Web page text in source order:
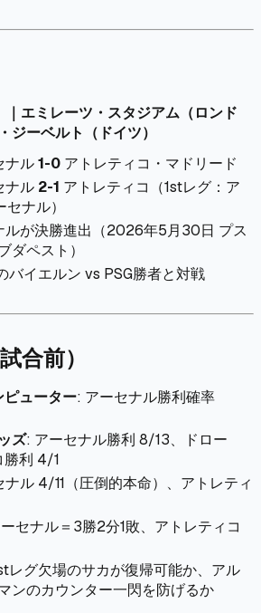
エミレーツ・スタジアム（ロンド
ジーベルト（ドイツ）
ナル1-0 アトレティコ・マドリード
ナル 2-1 アトレティコ（1stレグ：ア
ナル）
ルが決勝進出（2026年5月30日 プス
ダペスト）
バイエルン vs PSG勝者と対戦
合前）
ューター: アーセナル勝利確率
ズ: アーセナル勝利 8/13、ドロー
勝利 4/1
ナル 4/11（圧倒的本命）、アトレティ
セナル＝3勝2分1敗、アトレティコ
レグ欠場のサカが復帰可能か、アル
ンのカウンター一閃を防げるか